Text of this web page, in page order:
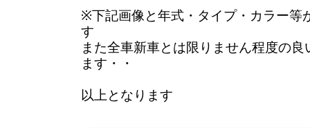
※下記画像と年式・タイプ・カラー等
す
また全車新車とは限りません程度の
ます・・
以上となります